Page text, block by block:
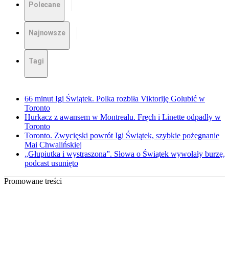
Polecane
Najnowsze
Tagi
66 minut Igi Świątek. Polka rozbiła Viktoriję Golubić w
Toronto
Hurkacz z awansem w Montrealu. Fręch i Linette odpadły w
Toronto
Toronto. Zwycięski powrót Igi Świątek, szybkie pożegnanie
Mai Chwalińskiej
„Głupiutka i wystraszona”. Słowa o Świątek wywołały burzę,
podcast usunięto
Promowane treści